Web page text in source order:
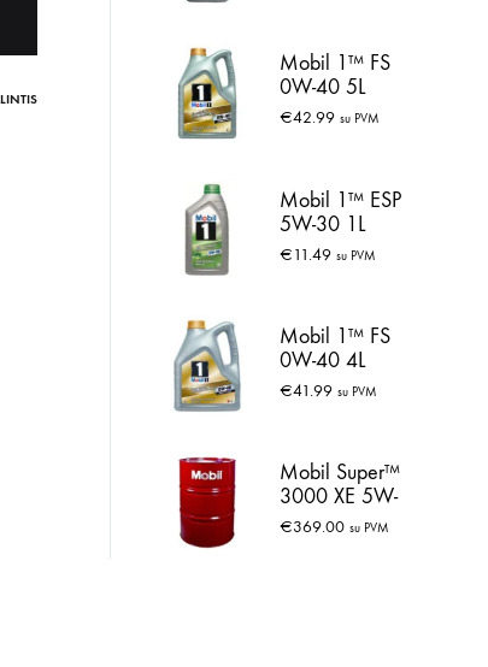
Mobil 1™ FS
0W-40 5L
€42.99 su PVM
Mobil 1™ ESP
5W-30 1L
€11.49 su PVM
Mobil 1™ FS
0W-40 4L
€41.99 su PVM
Mobil Super™
3000 XE 5W-
30 60L
€369.00 su PVM